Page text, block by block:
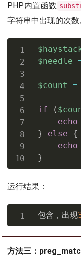
PHP内置函数
字符串中出现的次数
$needle
$count =
if (
echo
}
else
{
echo
}
运行结果：
包含，出现
方法三：